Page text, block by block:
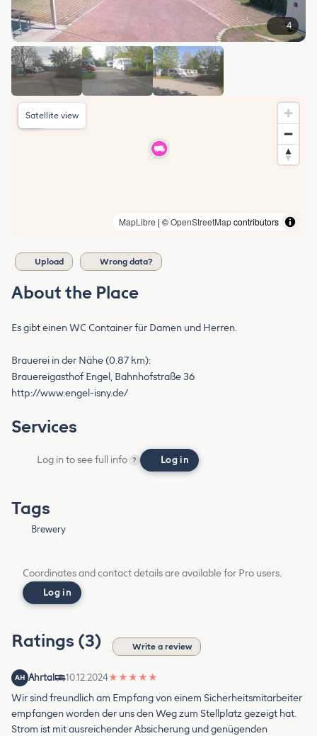
4
MapLibre | ©OpenStreetMapcontributors
Satellite view
Upload Wrong data?
About the Place
Es gibt einen WC Container für Damen und Herren.
Brauerei in der Nähe (0.87 km):
Brauereigasthof Engel, Bahnhofstraße 36
http://www.engel-isny.de/
Services
Log in to see full info ? Log in
Tags
Brewery
Coordinates and contact details are available for Pro users.
Log in
Ratings (3) Write a review
AH Ahrtal 10.12.2024★ ★ ★ ★ ★
Wir sind freundlich am Empfang von einem Sicherheitsmitarbeiter
empfangen worden der uns den Weg zum Stellplatz gezeigt hat.
Strom ist mit ausreichender Absicherung und genügenden